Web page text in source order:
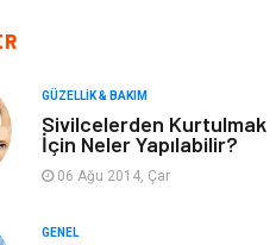
Gıda
Organizasyon
GÜZELLIK & BAKIM
Sivilcelerden Kurtulmak
İçin Neler Yapılabilir?
06 Ağu 2014, Çar
GENEL